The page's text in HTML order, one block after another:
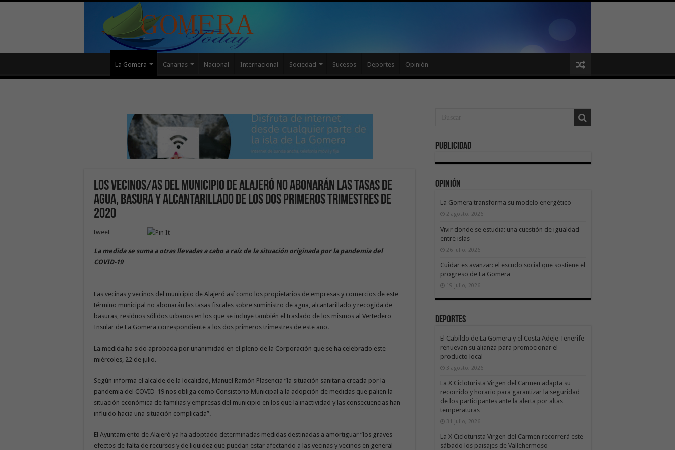
La Gomera Canarias Nacional Internacional Sociedad Sucesos Deportes Opinión
Los vecinos/as del municipio de Alajeró no abonarán las tasas de
agua, basura y alcantarillado de los dos primeros trimestres de
2020
tweet
La medida se suma a otras llevadas a cabo a raíz de la situación originada por la pandemia del
COVID-19
Las vecinas y vecinos del municipio de Alajeró así como los propietarios de empresas y comercios de este
término municipal no abonarán las tasas fiscales sobre suministro de agua, alcantarillado y recogida de
basuras, residuos sólidos urbanos en los que se incluye también el traslado de los mismos al Vertedero
Insular de La Gomera correspondiente a los dos primeros trimestres de este año.
La medida ha sido aprobada por unanimidad en el pleno de la Corporación que se ha celebrado este
miércoles, 22 de julio.
Según informa el alcalde de la localidad, Manuel Ramón Plasencia “la situación sanitaria creada por la
pandemia del COVID-19 nos obliga como Consistorio Municipal a la adopción de medidas que palien la
situación económica de familias y empresas del municipio en los que la inactividad y las consecuencias han
influido hacia una situación complicada”.
El Ayuntamiento de Alajeró ya ha adoptado determinadas medidas destinadas a amortiguar “los graves
efectos de falta de recursos y de liquidez que puedan estar afectando a las vecinas y vecinos en general
Publicidad
Opinión
La Gomera transforma su modelo energético
2 agosto, 2026
Vivir donde se estudia: una cuestión de igualdad
entre islas
26 julio, 2026
Cuidar es avanzar: el escudo social que sostiene el
progreso de La Gomera
19 julio, 2026
Deportes
El Cabildo de La Gomera y el Costa Adeje Tenerife
renuevan su alianza para promocionar el
producto local
3 agosto, 2026
La X Cicloturista Virgen del Carmen adapta su
recorrido y horario para garantizar la seguridad
de los participantes ante la alerta por altas
temperaturas
31 julio, 2026
La X Cicloturista Virgen del Carmen recorrerá este
sábado los paisajes de Vallehermoso